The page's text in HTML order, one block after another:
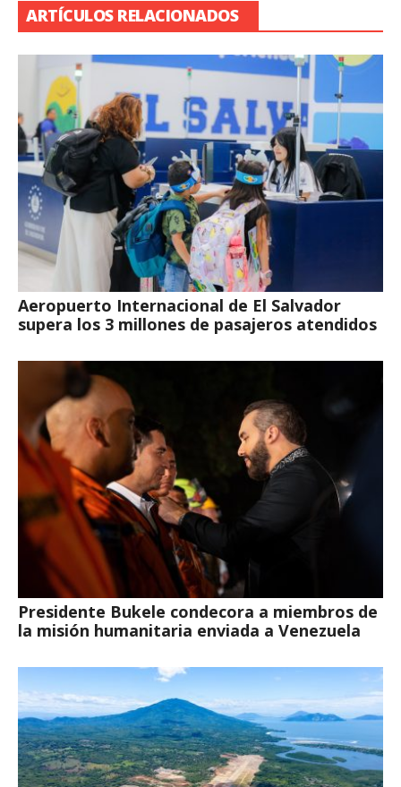
ARTÍCULOS RELACIONADOS
Aeropuerto Internacional de El Salvador
supera los 3 millones de pasajeros atendidos
Presidente Bukele condecora a miembros de
la misión humanitaria enviada a Venezuela